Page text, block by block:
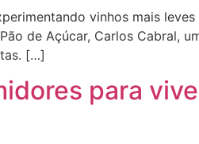
vinhos mais
de Açúcar, Carlos Cabral,
[…]
para